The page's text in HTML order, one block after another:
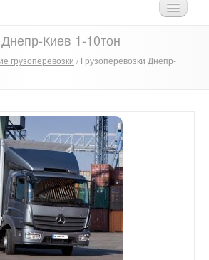
Киев 1-10тон
грузоперевозки / Грузоперевозки Днепр-